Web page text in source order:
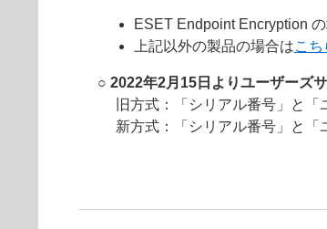
ESET Endpoint Encryption
上記以外の製品の場合はこち
○ 2022年2月15日よりユーザーズ
旧方式：「シリアル番号」と
新方式：「シリアル番号」と